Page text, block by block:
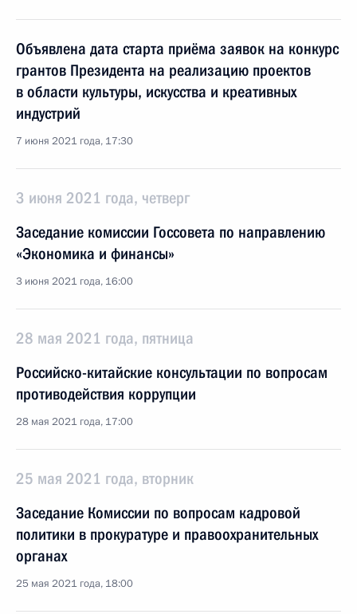
Объявлена дата старта приёма заявок на конкурс
грантов Президента на реализацию проектов
в области культуры, искусства и креативных
индустрий
7 июня 2021 года, 17:30
3 июня 2021 года, четверг
Заседание комиссии Госсовета по направлению
«Экономика и финансы»
3 июня 2021 года, 16:00
28 мая 2021 года, пятница
Российско-китайские консультации по вопросам
противодействия коррупции
28 мая 2021 года, 17:00
25 мая 2021 года, вторник
Заседание Комиссии по вопросам кадровой
политики в прокуратуре и правоохранительных
органах
25 мая 2021 года, 18:00